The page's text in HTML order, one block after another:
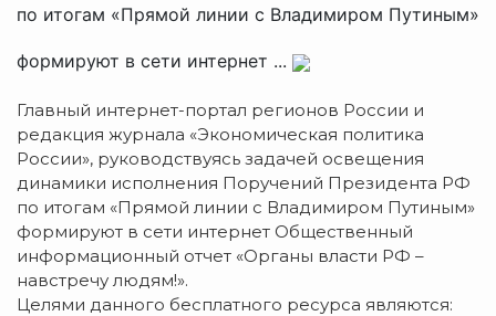
по итогам «Прямой линии с Владимиром Путиным»
формируют в сети интернет ...
Главный интернет-портал регионов России и
редакция журнала «Экономическая политика
России», руководствуясь задачей освещения
динамики исполнения Поручений Президента РФ
по итогам «Прямой линии с Владимиром Путиным»
формируют в сети интернет Общественный
информационный отчет «Органы власти РФ –
навстречу людям!».
Целями данного бесплатного ресурса являются: